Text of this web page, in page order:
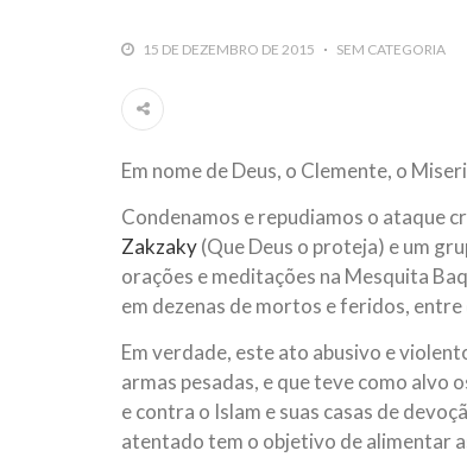
15 DE DEZEMBRO DE 2015 SEM CATEGORIA
Em nome de Deus, o Clemente, o
Condenamos e repudiamos o ataque
Zakzaky(Que Deus o proteja) e um
orações e meditações na Mesquita
em dezenas de mortos e feridos,
Em verdade, este ato abusivo e
armas pesadas, e que teve como alvo
e contra o Islam e suas casas de
atentado tem o objetivo de alimentar